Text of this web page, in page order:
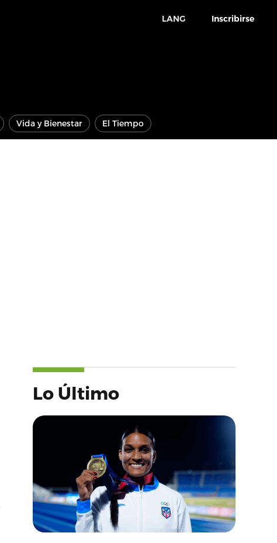
LANG Inscribirse
Vida y Bienestar El Tiempo
Lo Último